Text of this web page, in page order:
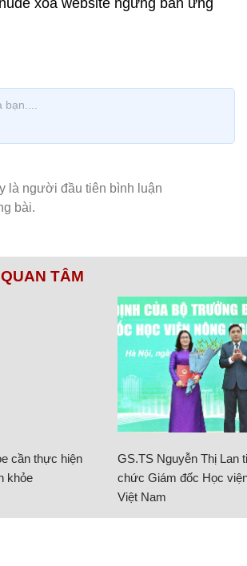
xóa website ngừng bán ứng
TÂM
cần thực hiện
khỏe
GS.TS Nguyễn Thị Lan
chức Giám đốc Học
Việt Nam